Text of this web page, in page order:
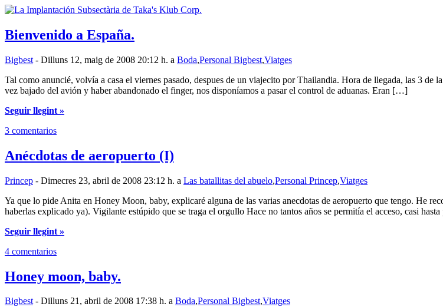
Bienvenido a España.
Bigbest - Dilluns 12, maig de 2008 20:12 h. a Boda,Personal Bigbest,Viatges
Tal como anuncié, volvía a casa el viernes pasado, despues de un viajecito por Thailandia. Hora de llegada, las 3
vez bajado del avión y haber abandonado el finger, nos disponíamos a pasar el control de aduanas. Eran […]
Seguir llegint »
3 comentarios
Anécdotas de aeropuerto (I)
Princep - Dimecres 23, abril de 2008 23:12 h. a Las batallitas del abuelo,Personal Princep,Viatges
Ya que lo pide Anita en Honey Moon, baby, explicaré alguna de las varias anecdotas de aeropuerto que tengo. He
haberlas explicado ya). Vigilante estúpido que se traga el orgullo Hace no tantos años se permitía el acceso, casi
Seguir llegint »
4 comentarios
Honey moon, baby.
Bigbest- Dilluns 21, abril de 2008 17:38 h. a Boda,Personal Bigbest,Viatges